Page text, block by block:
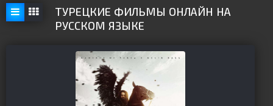
ТУРЕЦКИЕ ФИЛЬМЫ ОНЛАЙН НА
РУССКОМ ЯЗЫКЕ